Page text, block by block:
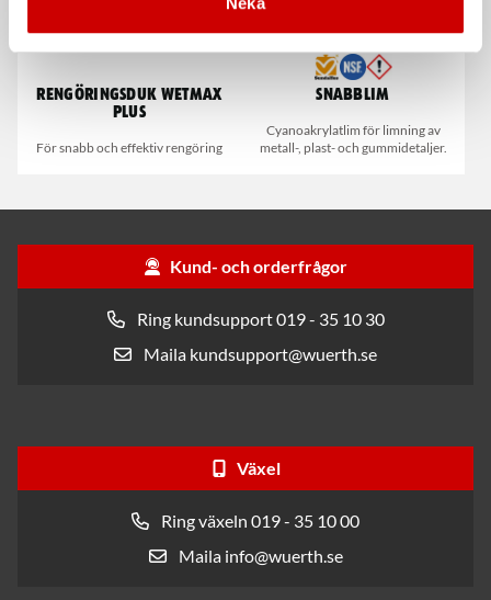
Rengöringsduk Wetmax
Plus
För snabb och effektiv rengöring
Snabblim
Cyanoakrylatlim för limning av
metall-, plast- och gummidetaljer.
Kund- och orderfrågor
Ring kundsupport 019 - 35 10 30
Maila kundsupport@wuerth.se
Växel
Ring växeln 019 - 35 10 00
Maila info@wuerth.se